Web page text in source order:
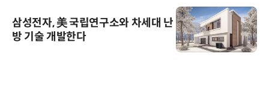
삼성전자, 美 국립연구소와 차세대 난
방 기술 개발한다